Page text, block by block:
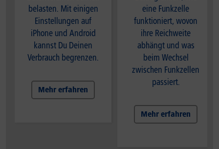
belasten. Mit einigen
Einstellungen auf
iPhone und Android
kannst Du Deinen
Verbrauch begrenzen.
Mehr erfahren
eine Funkzelle
funktioniert, wovon
ihre Reichweite
abhängt und was
beim Wechsel
zwischen Funkzellen
passiert.
Mehr erfahren